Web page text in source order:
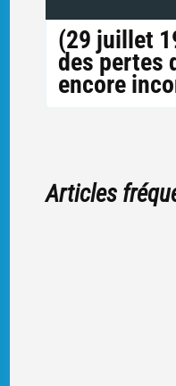
(29 juillet
des pertes
encore
Articles